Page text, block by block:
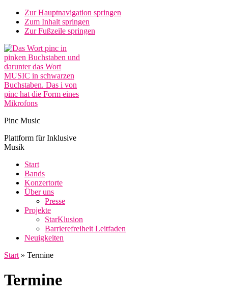
Zur Hauptnavigation springen
Zum Inhalt springen
Zur Fußzeile springen
Pinc Music
Plattform für Inklusive
Musik
Start
Bands
Konzertorte
Über uns
Presse
Projekte
StarKlusion
Barrierefreiheit Leitfaden
Neuigkeiten
Start » Termine
Termine